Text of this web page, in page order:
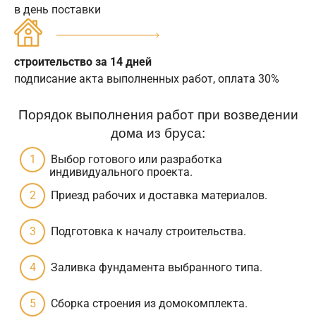
в день поставки
строительство за 14 дней
подписание акта выполненных работ, оплата 30%
Порядок выполнения работ при возведении
дома из бруса:
Выбор готового или разработка
индивидуального проекта.
Приезд рабочих и доставка материалов.
Подготовка к началу строительства.
Заливка фундамента выбранного типа.
Сборка строения из домокомплекта.